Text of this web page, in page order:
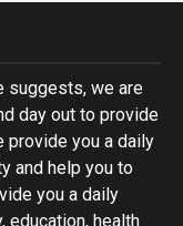
suggests, we are
day out to provide
provide you a daily
and help you to
you a daily
education, health